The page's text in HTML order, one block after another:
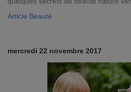
Article Beauté
mercredi 22 novembre 2017